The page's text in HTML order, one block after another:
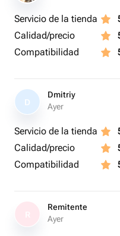
Servicio de la tienda
Calidad/precio
Compatibilidad
D
Dmitriy
Ayer
Servicio de la tienda
Calidad/precio
Compatibilidad
Remitente
Ayer